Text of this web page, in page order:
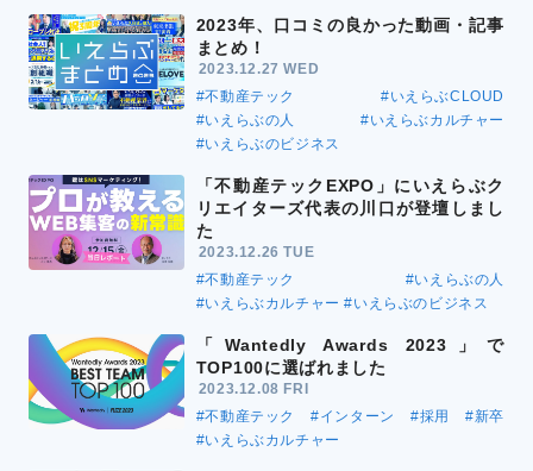
2023年、口コミの良かった動画・記事
まとめ！
2023.12.27 WED
#不動産テック
#いえらぶCLOUD
#いえらぶの人
#いえらぶカルチャー
#いえらぶのビジネス
「不動産テックEXPO」にいえらぶク
リエイターズ代表の川口が登壇しまし
た
2023.12.26 TUE
#不動産テック
#いえらぶの人
#いえらぶカルチャー #いえらぶのビジネス
「Wantedly Awards 2023」で
TOP100に選ばれました
2023.12.08 FRI
#不動産テック
#インターン #採用
#新卒
#いえらぶカルチャー